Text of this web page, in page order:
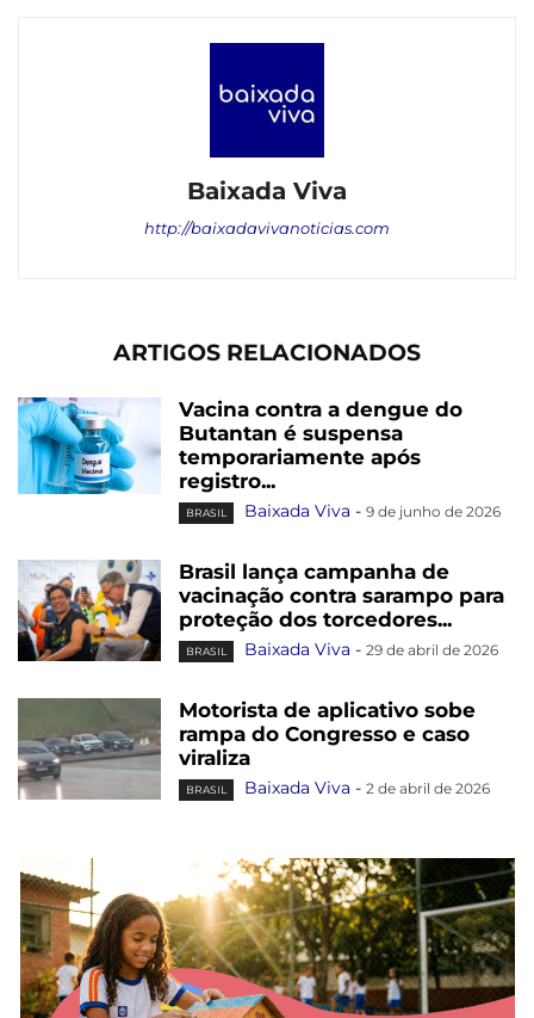
Baixada Viva
http://baixadavivanoticias.com
ARTIGOS RELACIONADOS
Vacina contra a dengue do
Butantan é suspensa
temporariamente após
registro...
BRASIL Baixada Viva - 9 de junho de 2026
Brasil lança campanha de
vacinação contra sarampo para
proteção dos torcedores...
BRASIL Baixada Viva - 29 de abril de 2026
Motorista de aplicativo sobe
rampa do Congresso e caso
viraliza
BRASIL Baixada Viva - 2 de abril de 2026